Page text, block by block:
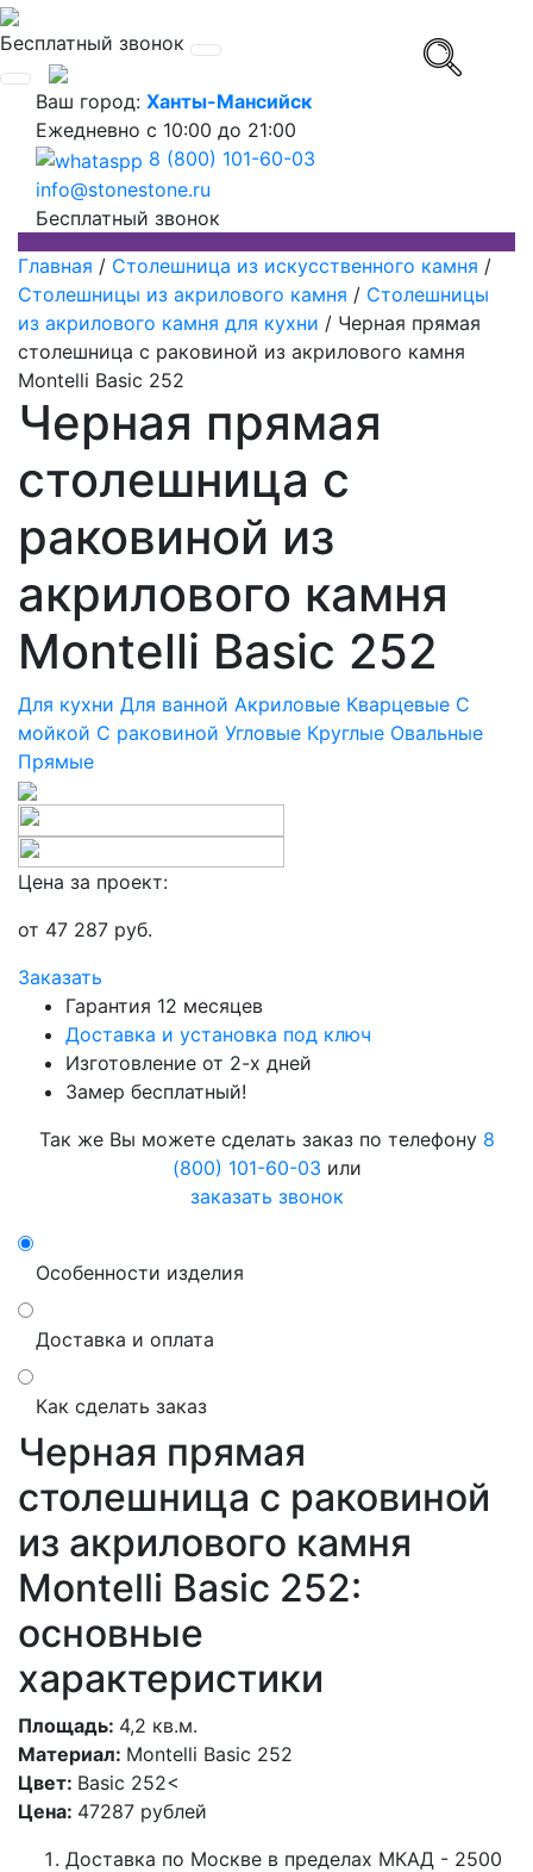
Бесплатный звонок
Ваш город: Ханты-Мансийск
Ежедневно с 10:00 до 21:00
8 (800) 101-60-03
info@stonestone.ru
Бесплатный звонок
Главная / Столешница из искусственного камня /
Столешницы из акрилового камня / Столешницы
из акрилового камня для кухни / Черная прямая
столешница с раковиной из акрилового камня
Montelli Basic 252
Черная прямая
столешница с
раковиной из
акрилового камня
Montelli Basic 252
Для кухни Для ванной Акриловые Кварцевые С
мойкой С раковиной Угловые Круглые Овальные
Прямые
Цена за проект:
от 47 287 руб.
Заказать
Гарантия 12 месяцев
Доставка и установка под ключ
Изготовление от 2-х дней
Замер бесплатный!
Так же Вы можете сделать заказ по телефону 8
(800) 101-60-03 или
заказать звонок
Особенности изделия
Доставка и оплата
Как сделать заказ
Черная прямая
столешница с раковиной
из акрилового камня
Montelli Basic 252:
основные
характеристики
Площадь: 4,2 кв.м.
Материал: Montelli Basic 252
Цвет: Basic 252<
Цена: 47287 рублей
Доставка по Москве в пределах МКАД - 2500